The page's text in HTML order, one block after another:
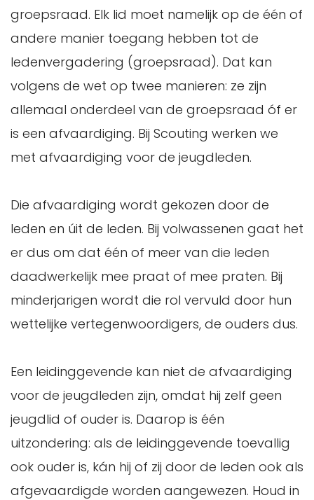
groepsraad. Elk lid moet namelijk op de één of
andere manier toegang hebben tot de
ledenvergadering (groepsraad). Dat kan
volgens de wet op twee manieren: ze zijn
allemaal onderdeel van de groepsraad óf er
is een afvaardiging. Bij Scouting werken we
met afvaardiging voor de jeugdleden.
Die afvaardiging wordt gekozen door de
leden en úit de leden. Bij volwassenen gaat het
er dus om dat één of meer van die leden
daadwerkelijk mee praat of mee praten. Bij
minderjarigen wordt die rol vervuld door hun
wettelijke vertegenwoordigers, de ouders dus.
Een leidinggevende kan niet de afvaardiging
voor de jeugdleden zijn, omdat hij zelf geen
jeugdlid of ouder is. Daarop is één
uitzondering: als de leidinggevende toevallig
ook ouder is, kán hij of zij door de leden ook als
afgevaardigde worden aangewezen. Houd in